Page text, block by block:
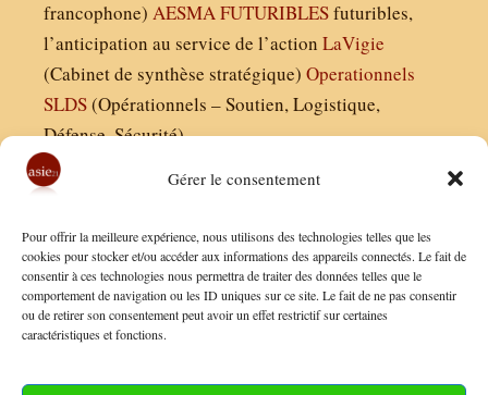
Gérer le consentement
Pour offrir la meilleure expérience, nous utilisons des technologies telles que les
cookies pour stocker et/ou accéder aux informations des appareils connectés. Le fait de
consentir à ces technologies nous permettra de traiter des données telles que le
comportement de navigation ou les ID uniques sur ce site. Le fait de ne pas consentir
ou de retirer son consentement peut avoir un effet restrictif sur certaines
caractéristiques et fonctions.
francophone) AESMAFUTURIBLESfuturibles,
l’anticipation au service de l’action LaVigie
(Cabinet de synthèse stratégique) Operationnels
SLDS(Opérationnels – Soutien, Logistique,
Défense, Sécurité)
Finaldées EURL
Siège social : 13 avenue Boudon, 75016, Paris
Nous contacter